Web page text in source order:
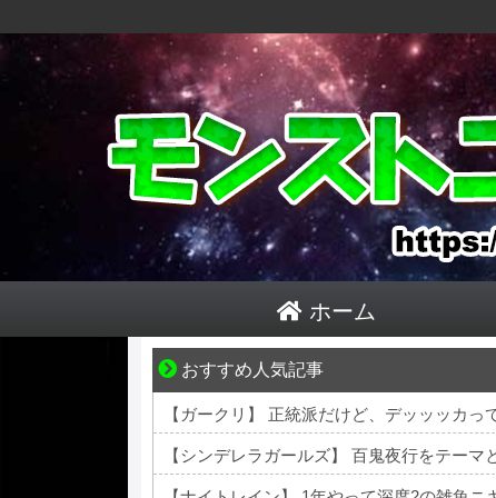
ホーム
おすすめ人気記事
先輩と後輩、距離が変わった日から始まる恋
【ガークリ】 正統派だけど、デッッッカ
【シンデレラガールズ】 百鬼夜行をテー